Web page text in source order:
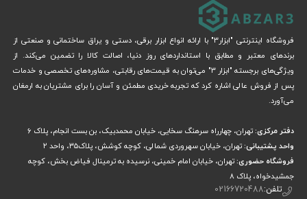
کند.
حجم مخزن این کمپرسور 10 لیتر بوده و 1 کوپلینگ خروجی هوا برای آن در نظر
گرفته شده است. حداکثر فشار هوایی که این خروجی‌ می‌توانند به شما ارائه
بود. دبی هوای آن نیز 125 لیتر بر دقیقه است.
این محصول در ابعاد ۵۶×۲۳×۵۰ سانتی متر و وزن 14.5 کیلوگرم ساخته شده
است. بنابراین اگر مهم‌ترین اولویت شما حمل‌پذیری کمپرسور است، احتمالاً
فروشگاه اینترنتی "ابزار3" با ارائه انواع ابزار برقی، دستی و یراق ساختمانی و صنعتی از
برندهای معتبر و مطابق با استانداردهای روز دنیا، اصالت کالا را تضمین می‌کند. از
ویژگی‌های برجسته "ابزار 3" می‌توان به قیمت‌های رقابتی، مشاوره‌های تخصصی و خدمات
پس از فروش عالی اشاره کرد که تجربه خریدی مطمئن و آسان را برای مشتریان به ارمغان
می‌آورد.
دفتر مرکزی:تهران، چهارراه سرهنگ سخایی، خیابان محمدبیک، بن بست انجام، پلاک 6
واحد پشتیبانی:تهران، خیابان سهروردی شمالی، کوچه کوشش، پلاک۳۵، واحد ۲
فروشگاه حضوری:تهران، خیابان امام خمینی، نرسیده به ترمینال فیاض بخش، کوچه
جمشیدخواه، پلاک ۸
تلفن:02166720488